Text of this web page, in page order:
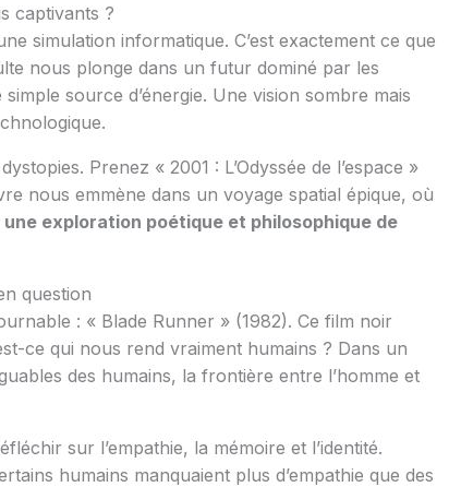
captivants ?
simulation informatique. C’est exactement ce que
nous plonge dans un futur dominé par les
source d’énergie. Une vision sombre mais
Prenez « 2001 : L’Odyssée de l’espace »
nous emmène dans un voyage spatial épique, où
une exploration poétique et philosophique de
question
: « Blade Runner » (1982). Ce film noir
ce qui nous rend vraiment humains ? Dans un
des humains, la frontière entre l’homme et
sur l’empathie, la mémoire et l’identité.
humains manquaient plus d’empathie que des